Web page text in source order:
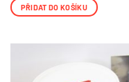
PŘIDAT DO KOŠÍKU